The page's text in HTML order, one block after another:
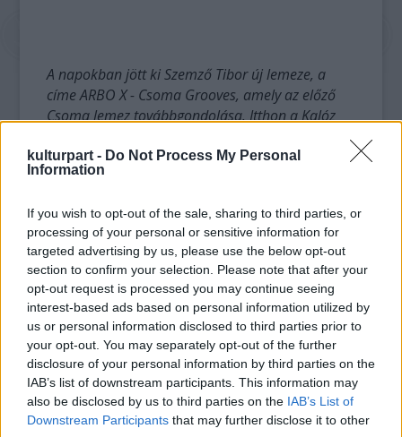
kulturpart - Do Not Process My Personal
Information
If you wish to opt-out of the sale, sharing to third parties, or
processing of your personal or sensitive information for
targeted advertising by us, please use the below opt-out
section to confirm your selection. Please note that after your
opt-out request is processed you may continue seeing
interest-based ads based on personal information utilized by
us or personal information disclosed to third parties prior to
your opt-out. You may separately opt-out of the further
disclosure of your personal information by third parties on the
IAB’s list of downstream participants. This information may
also be disclosed by us to third parties on the IAB’s List of
Downstream Participants that may further disclose it to other
A napokban jött ki Szemző Tibor új lemeze, a
címe ARBO X - Csoma Grooves, amely az előző
Csoma lemez továbbgondolása. Itthon a Kalóz
Bródy Sándor u. 25.)
A könnyűzenei piac átalakulása során a
világzene egyre nagyobb szeletét képviseli
a zeneiparnak. Ehhez képest kevés az
olyan műsor, amely ezzel a műfajjal
behatóan foglalkozna. Az ETNOFON
Világzenede c. podcast-sorozata erre
vállalkozik. Legfőbb célja a tájékoztatás és
az igényes szórakoztatás. 2021 májusától
év végéig minden szerdán este 19:00
órakor új adással jelentkezik a
Kultúrparton.